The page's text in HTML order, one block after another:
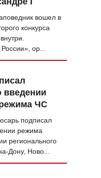
вошел в
конкурса
ор...
введении
ЧС
подписал
режима
регионального
Дону, Ново...